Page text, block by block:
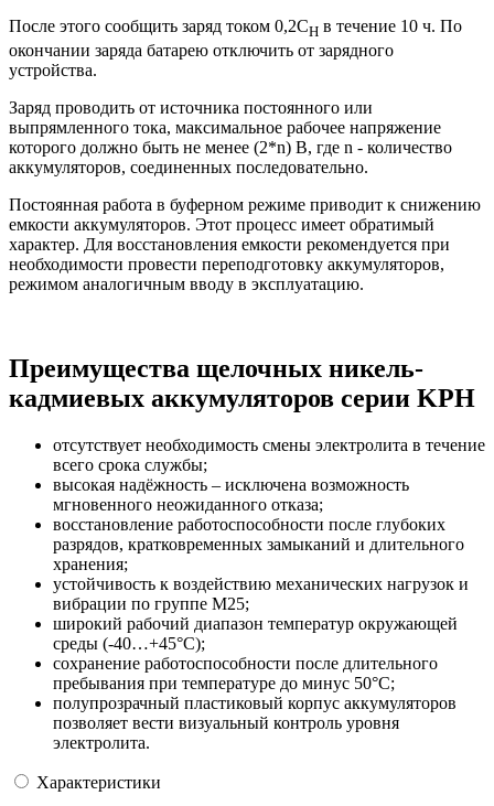
После этого сообщить заряд током 0,2СН в течение 10 ч. По
окончании заряда батарею отключить от зарядного
устройства.
Заряд проводить от источника постоянного или
выпрямленного тока, максимальное рабочее напряжение
которого должно быть не менее (2*n) В, где n - количество
аккумуляторов, соединенных последовательно.
Постоянная работа в буферном режиме приводит к снижению
емкости аккумуляторов. Этот процесс имеет обратимый
характер. Для восстановления емкости рекомендуется при
необходимости провести переподготовку аккумуляторов,
режимом аналогичным вводу в эксплуатацию.
Преимущества щелочных никель-
кадмиевых аккумуляторов серии KPH
отсутствует необходимость смены электролита в течение
всего срока службы;
высокая надёжность – исключена возможность
мгновенного неожиданного отказа;
восстановление работоспособности после глубоких
разрядов, кратковременных замыканий и длительного
хранения;
устойчивость к воздействию механических нагрузок и
вибрации по группе М25;
широкий рабочий диапазон температур окружающей
среды (-40…+45°С);
сохранение работоспособности после длительного
пребывания при температуре до минус 50°С;
полупрозрачный пластиковый корпус аккумуляторов
позволяет вести визуальный контроль уровня
электролита.
Характеристики